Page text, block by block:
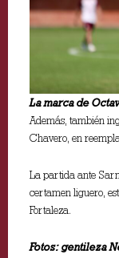
La marca de
Además, también
Chavero, en
La partida ante
certamen liguero,
Fortaleza.
Fotos: gentileza